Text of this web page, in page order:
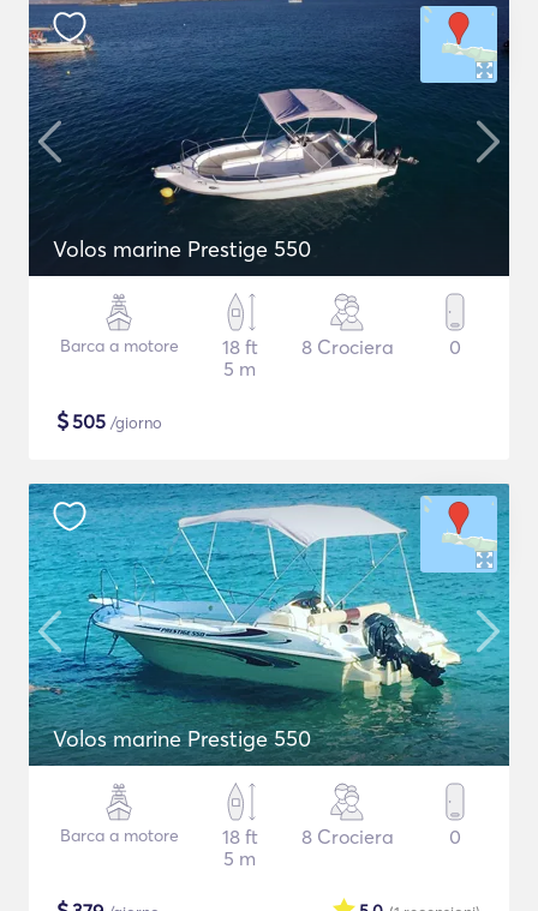
Volos marine Prestige 550
Barca a motore
18 ft
5 m
8 Crociera 0
$505 /giorno
Volos marine Prestige 550
Barca a motore
18 ft
5 m
8 Crociera 0